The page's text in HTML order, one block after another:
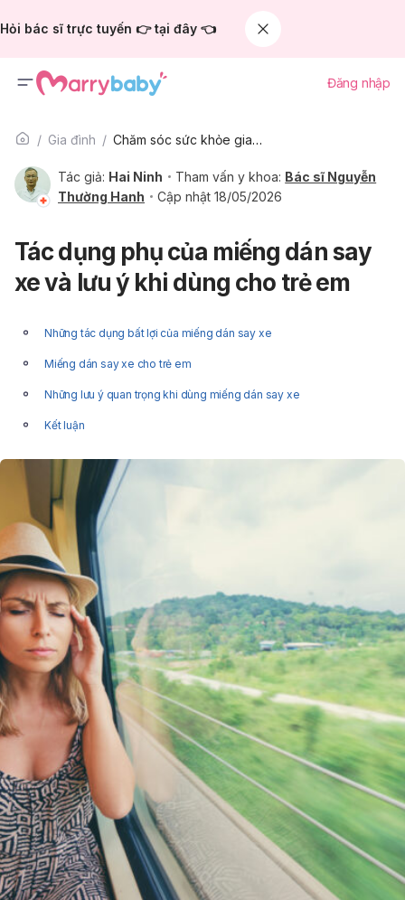
Hỏi bác sĩ trực tuyến 👉 tại đây 👈
Đăng nhập
Gia đình Chăm sóc sức khỏe gia đình
Tác giả: Hai Ninh Tham vấn y khoa: Bác sĩ Nguyễn
Thường Hanh
Cập nhật 18/05/2026
Tác dụng phụ của miếng dán say
xe và lưu ý khi dùng cho trẻ em
Những tác dụng bất lợi của miếng dán say xe
Miếng dán say xe cho trẻ em
Những lưu ý quan trọng khi dùng miếng dán say xe
Kết luận